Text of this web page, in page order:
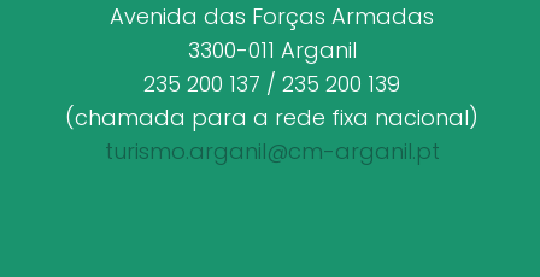
Avenida das Forças Armadas
3300-011 Arganil
235 200 137 / 235 200 139
(chamada para a rede fixa nacional)
turismo.arganil@cm-arganil.pt